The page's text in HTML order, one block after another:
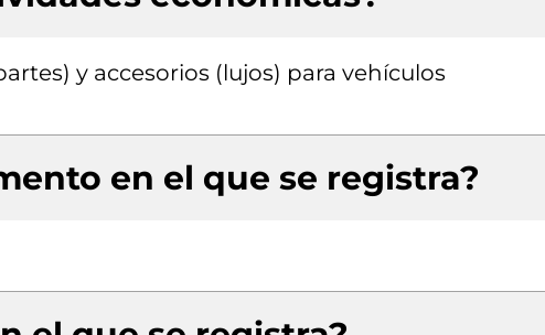
y accesorios (lujos) para vehículos
en el que se registra?